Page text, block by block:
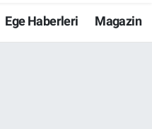
Ege Haberleri Magazin